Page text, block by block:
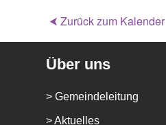
⮜ Zurück zum Kalender
Über uns
> Gemeindeleitung
> Aktuelles